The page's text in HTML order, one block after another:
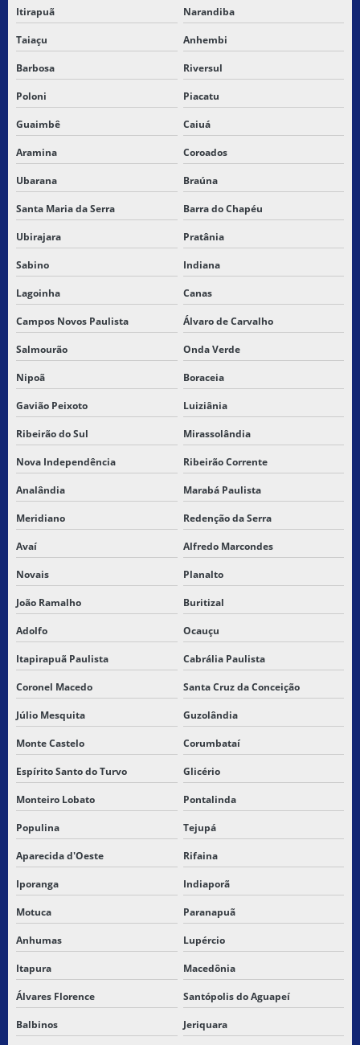
Itirapuã Narandiba
Taiaçu Anhembi
Barbosa Riversul
Poloni Piacatu
Guaimbê Caiuá
Aramina Coroados
Ubarana Braúna
Santa Maria da Serra Barra do Chapéu
Ubirajara Pratânia
Sabino Indiana
Lagoinha Canas
Campos Novos Paulista Álvaro de Carvalho
Salmourão Onda Verde
Nipoã Boraceia
Gavião Peixoto Luiziânia
Ribeirão do Sul Mirassolândia
Nova Independência Ribeirão Corrente
Analândia Marabá Paulista
Meridiano Redenção da Serra
Avaí Alfredo Marcondes
Novais Planalto
João Ramalho Buritizal
Adolfo Ocauçu
Itapirapuã Paulista Cabrália Paulista
Coronel Macedo Santa Cruz da Conceição
Júlio Mesquita Guzolândia
Monte Castelo Corumbataí
Espírito Santo do Turvo Glicério
Monteiro Lobato Pontalinda
Populina Tejupá
Aparecida d'Oeste Rifaina
Iporanga Indiaporã
Motuca Paranapuã
Anhumas Lupércio
Itapura Macedônia
Álvares Florence Santópolis do Aguapeí
Balbinos Jeriquara